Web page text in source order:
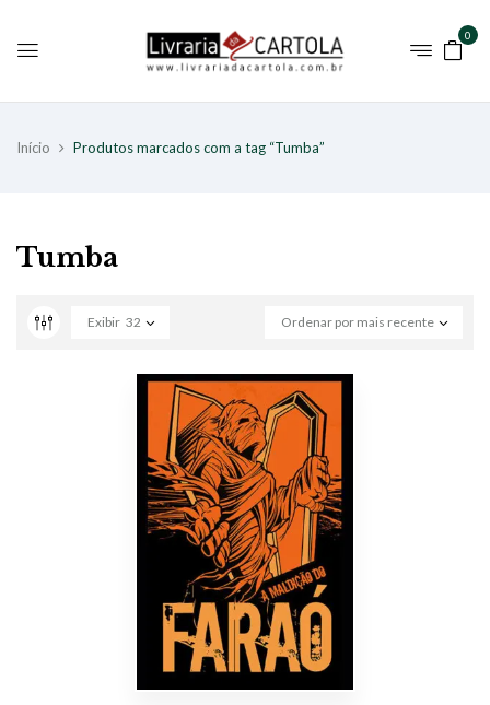
0
Início Produtos marcados com a tag “Tumba”
Tumba
Ordenar por mais recente
Exibir 32